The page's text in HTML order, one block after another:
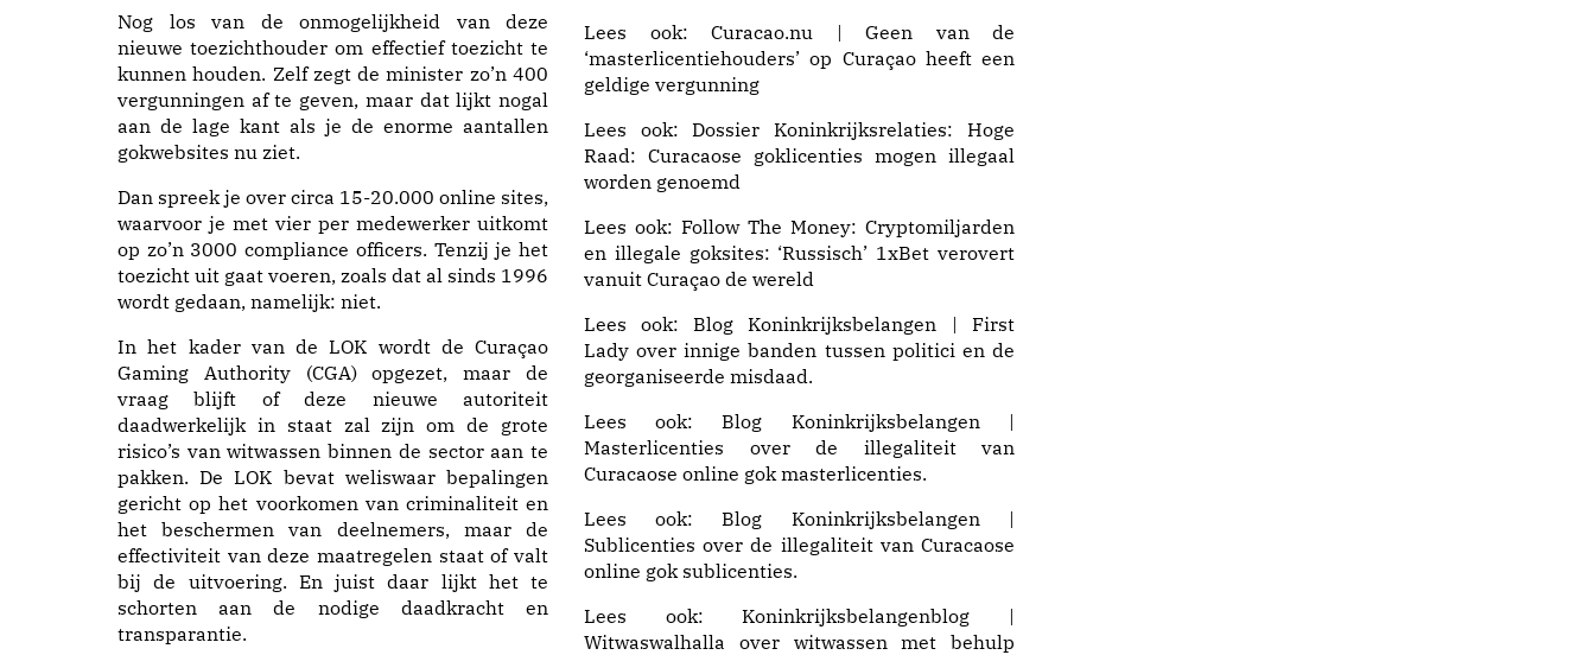
Nog los van de onmogelijkheid van deze
nieuwe toezichthouder om effectief toezicht te
kunnen houden. Zelf zegt de minister zo’n 400
vergunningen af te geven, maar dat lijkt nogal
aan de lage kant als je de enorme aantallen
gokwebsites nu ziet.
Dan spreek je over circa 15-20.000 online sites,
waarvoor je met vier per medewerker uitkomt
op zo’n 3000 compliance officers. Tenzij je het
toezicht uit gaat voeren, zoals dat al sinds 1996
wordt gedaan, namelijk: niet.
In het kader van de LOK wordt de Curaçao
Gaming Authority (CGA) opgezet, maar de
vraag blijft of deze nieuwe autoriteit
daadwerkelijk in staat zal zijn om de grote
risico’s van witwassen binnen de sector aan te
pakken. De LOK bevat weliswaar bepalingen
gericht op het voorkomen van criminaliteit en
het beschermen van deelnemers, maar de
effectiviteit van deze maatregelen staat of valt
bij de uitvoering. En juist daar lijkt het te
schorten aan de nodige daadkracht en
transparantie.
Lees ook: Curacao.nu | Geen van de
‘masterlicentiehouders’ op Curaçao heeft een
geldige vergunning
Lees ook: Dossier Koninkrijksrelaties: Hoge
Raad: Curacaose goklicenties mogen illegaal
worden genoemd
Lees ook: Follow The Money: Cryptomiljarden
en illegale goksites: ‘Russisch’ 1xBet verovert
vanuit Curaçao de wereld
Lees ook: Blog Koninkrijksbelangen | First
Lady over innige banden tussen politici en de
georganiseerde misdaad.
Lees ook: Blog Koninkrijksbelangen |
Masterlicenties over de illegaliteit van
Curacaose online gok masterlicenties.
Lees ook: Blog Koninkrijksbelangen |
Sublicenties over de illegaliteit van Curacaose
online gok sublicenties.
Lees ook: Koninkrijksbelangenblog |
Witwaswalhalla over witwassen met behulp